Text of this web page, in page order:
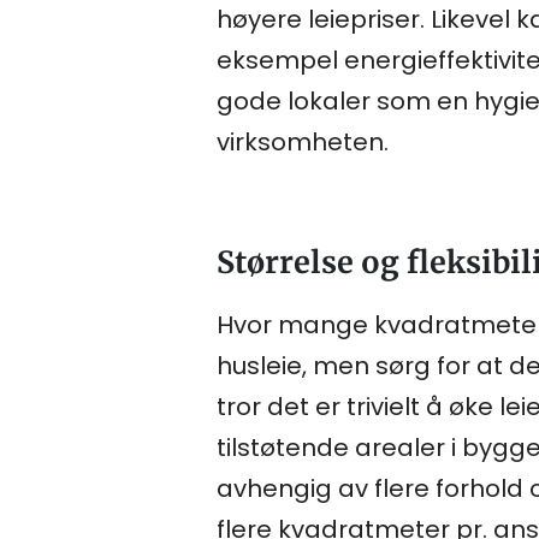
høyere leiepriser. Likevel
eksempel
gode lokaler som en
virksomheten.
Størrelse og
Hvor mange
husleie, men sørg for at
tror det er trivielt å øke
tilstøtende arealer i
avhengig av flere forhold
flere kvadratmeter pr.